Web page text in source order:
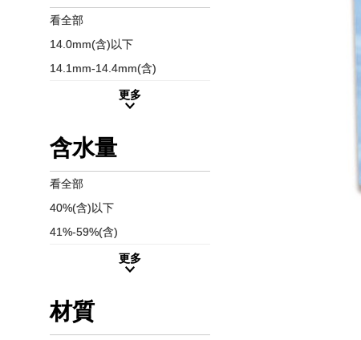
看全部
14.0mm(含)以下
14.1mm-14.4mm(含)
更多
含水量
看全部
40%(含)以下
41%-59%(含)
更多
材質